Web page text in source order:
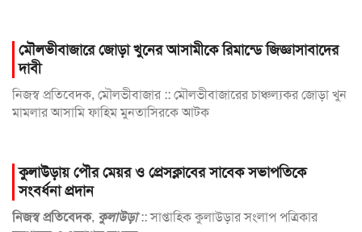
মৌলভীবাজারে জোড়া খুনের আসামীকে রিমান্ডে জিজ্ঞাসাবাদের
দাবী
নিজস্ব প্রতিবেদক, মৌলভীবাজার :: মৌলভীবাজারের চাঞ্চল্যকর জোড়া খুন
মামলার আসামি ফাহিম মুনতাসিরকে আটক
কুলাউড়ায় পৌর মেয়র ও প্রেসক্লাবের সাবেক সভাপতিকে
সংবর্ধনা প্রদান
নিজস্ব প্রতিবেদক, কুলাউড়া:: সাপ্তাহিক কুলাউড়ার সংলাপ পত্রিকার